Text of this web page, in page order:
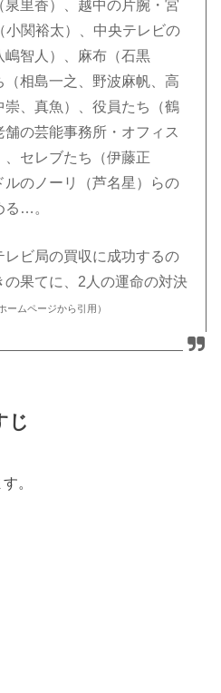
里香）、越中の片腕・宮
小関裕太）、中央テレビの
智人）、麻布（石黒
相島一之、野波麻帆、高
、真魚）、役員たち（鶴
の芸能事務所・オフィス
セレブたち（伊藤正
のノーリ（芦名星）らの
る…。
ビ局の買収に成功するの
果てに、2人の運命の対決
ームページから引用）
じ
。